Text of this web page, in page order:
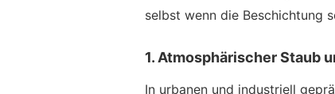
selbst wenn die Beschichtung
1. Atmosphärischer Staub
In urbanen und industriell